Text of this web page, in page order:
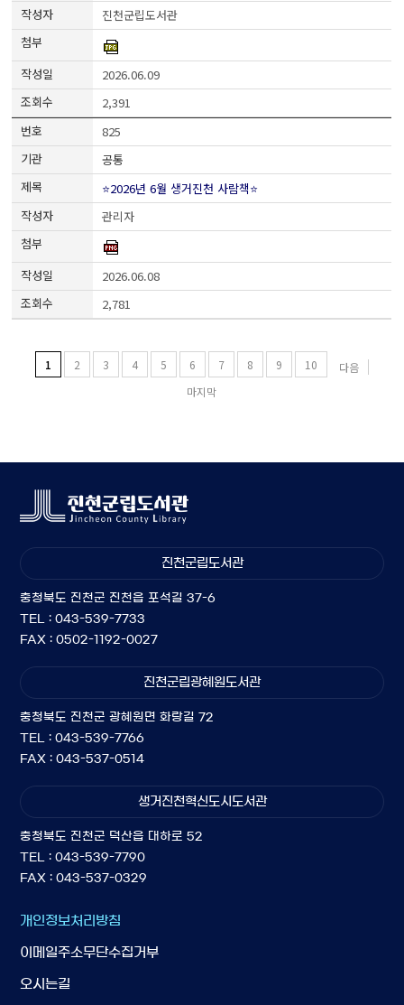
진천군립도서관
2026.06.09
2,391
825
공통
⭐2026년 6월 생거진천 사람책⭐
관리자
2026.06.08
2,781
1 2 3 4 5 6 7 8 9 10
다음
마지막
진천군립도서관
충청북도 진천군 진천읍 포석길 37-6
TEL : 043-539-7733
FAX : 0502-1192-0027
진천군립광혜원도서관
충청북도 진천군 광혜원면 화랑길 72
TEL : 043-539-7766
FAX : 043-537-0514
생거진천혁신도시도서관
충청북도 진천군 덕산읍 대하로 52
TEL : 043-539-7790
FAX : 043-537-0329
개인정보처리방침
이메일주소무단수집거부
오시는길